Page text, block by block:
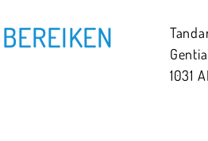
1031